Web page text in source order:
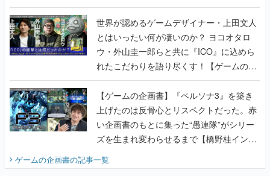
世界が認めるゲームデザイナー・上田文人
とはいったい何が凄いのか？ ヨコオタロ
ウ・外山圭一郎らと共に『ICO』に込めら
れたこだわりを語り尽くす！【ゲームの企
画書】
【ゲームの企画書】『ペルソナ3』を築き
上げたのは反骨心とリスペクトだった。赤
い企画書のもとに集った“愚連隊”がシリー
ズを生まれ変わらせるまで【橋野桂インタ
ビュー】
ゲームの企画書の記事一覧